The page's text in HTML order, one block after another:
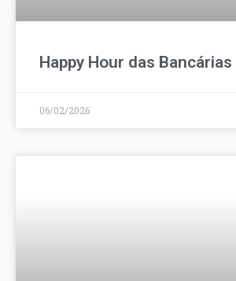
Happy Hour das Bancárias
06/02/2026